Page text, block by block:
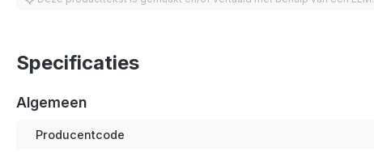
Specificaties
Algemeen
Producentcode